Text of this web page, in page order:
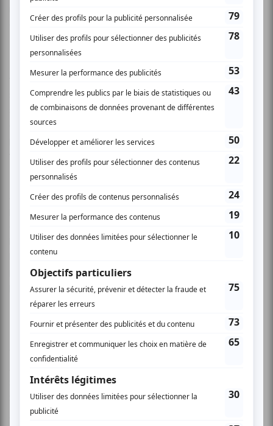
dépouillement.
La cérémonie préparée pour la mort du roi évoque des
formes orientales. Dans son texte, Ionesco cache le
souvenir de la culture millénaire du Tibet, avec ses rites et
son livre des morts. Les Productions Empremier veulent
explorer cette association à une culture lointaine dans leur
production d’une pièce dite “classique” de la dramaturgie
Avec Le Roi se meurt, Les Productions Empremier
plongent dans l’univers intime de Ionesco et dans les
le personnage du roi. Ce dernier, égoïstement, refuse que
le monde lui survive. Seule la sagesse de Marguerite lui
permettra de se rallier au grand Tout universel d’où nous
provenons et où nous retournerons.
Mise en scène: Francis Cantin
Assistance: Julie-Ange Breton
Sasseville Painchaud, André Perron, Chantal Therrien,
Stéphanie Daviau
Concepteurs: Gabrielle Dumont Dufresne, Sabrina